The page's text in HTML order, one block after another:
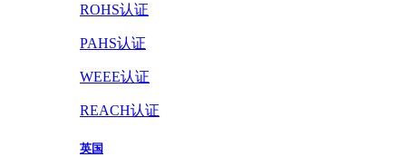
ROHS认证
PAHS认证
WEEE认证
REACH认证
英国